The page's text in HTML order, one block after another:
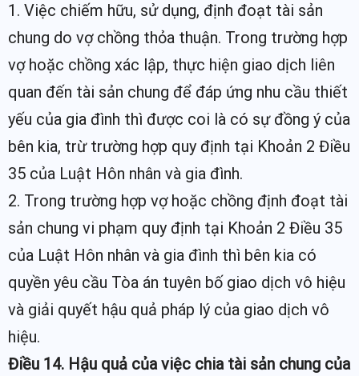
1. Việc chiếm hữu, sử dụng, định đoạt tài sản
chung do vợ chồng thỏa thuận. Trong trường hợp
vợ hoặc chồng xác lập, thực hiện giao dịch liên
quan đến tài sản chung để đáp ứng nhu cầu thiết
yếu của gia đình thì được coi là có sự đồng ý của
bên kia, trừ trường hợp quy định tại Khoản 2 Điều
35 của Luật Hôn nhân và gia đình.
2. Trong trường hợp vợ hoặc chồng định đoạt tài
sản chung vi phạm quy định tại Khoản 2 Điều 35
của Luật Hôn nhân và gia đình thì bên kia có
quyền yêu cầu Tòa án tuyên bố giao dịch vô hiệu
và giải quyết hậu quả pháp lý của giao dịch vô
hiệu.
Điều 14. Hậu quả của việc chia tài sản chung của